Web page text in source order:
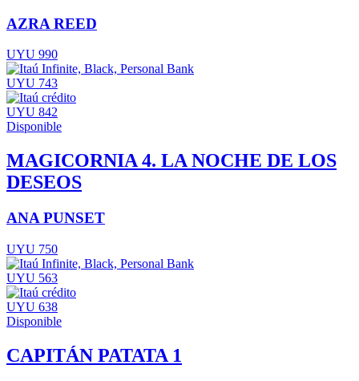
AZRA REED
UYU 990
UYU 743
UYU 842
Disponible
MAGICORNIA 4. LA NOCHE DE LOS
DESEOS
ANA PUNSET
UYU 750
UYU 563
UYU 638
Disponible
CAPITÁN PATATA 1